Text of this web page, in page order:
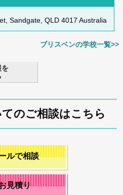
Sandgate, QLD 4017 Australia
ブリスベンの学校一覧>>
を
のご相談はこちら
ルで相談
見積り